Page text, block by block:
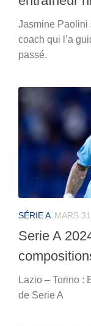
Jasmine Paolini
coach qui l’a
passé.
SÉRIE A MARS
Serie A
Lazio – Torino :
de Serie A